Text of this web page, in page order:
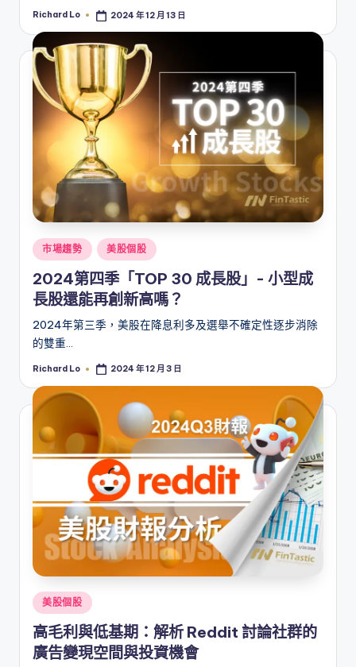
Posted
Richard Lo 2024 年 12 月 13 日
Posted
in
市場趨勢 美股個股
2024第四季「TOP 30 成長股」- 小型成
長股還能再創新高嗎？
2024年第三季，美股在降息利多及選舉不確定性逐步消除
的雙重…
Posted
Richard Lo 2024 年 12 月 3 日
Posted
in
美股個股
高毛利與低基期：解析 Reddit 討論社群的
廣告變現空間與投資機會